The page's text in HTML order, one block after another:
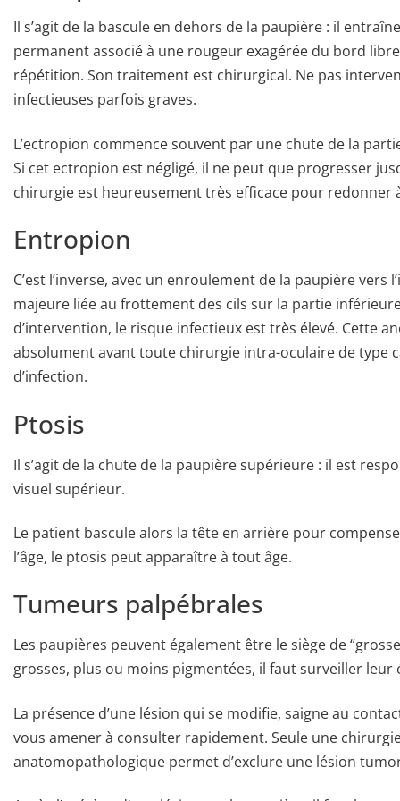
Il s’agit de la bascule en dehors de la paupière : il
permanent associé à une rougeur exagérée du bord
répétition. Son traitement est chirurgical. Ne pas
infectieuses parfois graves.
L’ectropion commence souvent par une chute de la
Si cet ectropion est négligé, il ne peut que progresser
chirurgie est heureusement très efficace pour redonner
Entropion
C’est l’inverse, avec un enroulement de la paupière
majeure liée au frottement des cils sur la partie
d’intervention, le risque infectieux est très élevé. Cette
absolument avant toute chirurgie intra-oculaire de type
d’infection.
Ptosis
Il s’agit de la chute de la paupière supérieure : il est
visuel supérieur.
Le patient bascule alors la tête en arrière pour
l’âge, le ptosis peut apparaître à tout âge.
Tumeurs palpébrales
Les paupières peuvent également être le siège de
grosses, plus ou moins pigmentées, il faut surveiller leur
La présence d’une lésion qui se modifie, saigne au
vous amener à consulter rapidement. Seule une chirurgie
anatomopathologique permet d’exclure une lésion